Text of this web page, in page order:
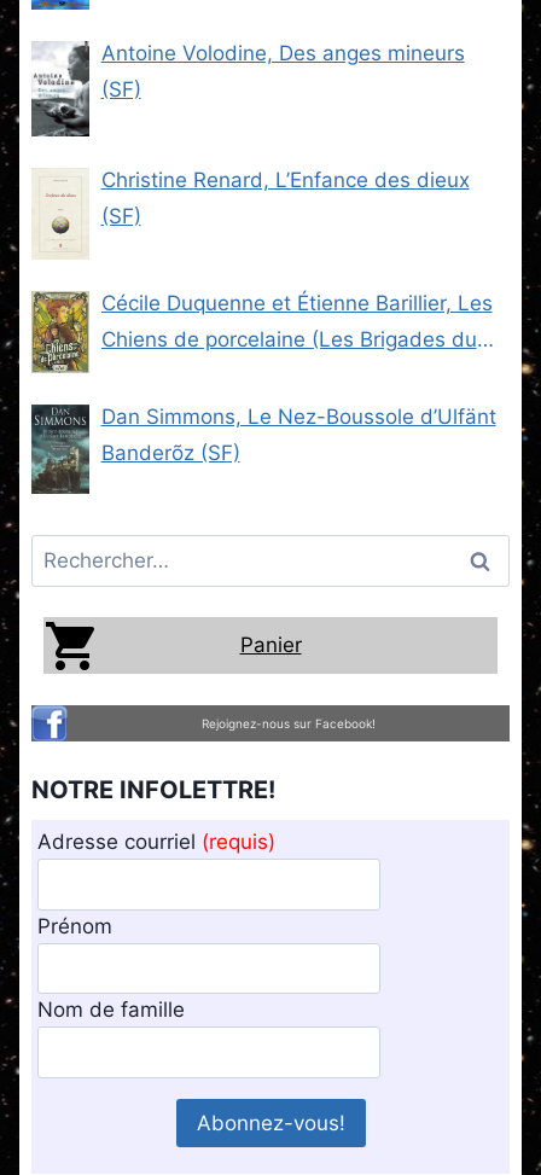
Antoine Volodine, Des anges mineurs
(SF)
Christine Renard, L’Enfance des dieux
(SF)
Cécile Duquenne et Étienne Barillier, Les
Chiens de porcelaine (Les Brigades du
Dan Simmons, Le Nez-Boussole d’Ulfänt
Banderõz (SF)
Rechercher :
Panier
Rejoignez-nous sur Facebook!
NOTRE INFOLETTRE!
Adresse courriel (requis)
Prénom
Nom de famille